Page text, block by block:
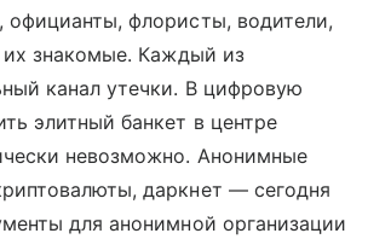
официанты, флористы, водители,
их знакомые. Каждый из
канал утечки. В цифровую
элитный банкет в центре
невозможно. Анонимные
даркнет — сегодня
для анонимной организации